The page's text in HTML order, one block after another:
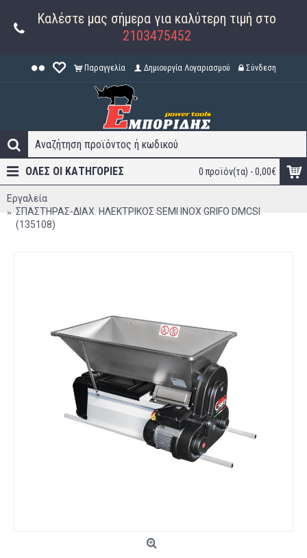
Καλέστε μας σήμερα για καλύτερη τιμή στο
2103475452
Παραγγελία Δημιουργία Λογαριασμού Σύνδεση
0 προϊόν(τα) - 0,00€
ΟΛΕΣ ΟΙ ΚΑΤΗΓΟΡΊΕΣ
Εργαλεία
ΣΠΑΣΤΗΡΑΣ-ΔΙΑΧ. ΗΛΕΚΤΡΙΚΟΣ SEMI INOX GRIFO DMCSI
(135108)